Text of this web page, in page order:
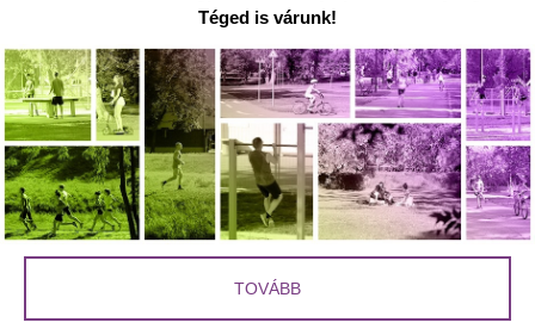
Téged is várunk!
TOVÁBB